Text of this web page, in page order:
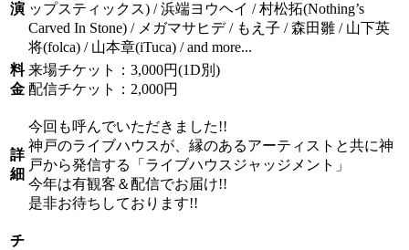
演 ップスティックス) / 浜端ヨウヘイ / 村松拓(Nothing’s
Carved In Stone) / メガマサヒデ / もえ子 / 森田雛 / 山下英
将(folca) / 山本章(iTuca) / and more...
料
金
来場チケット：3,000円(1D別)
配信チケット：2,000円
詳
細
今回も呼んでいただきました!!
神戸のライブハウスが、縁のあるアーティストと共に神
戸から発信する「ライブハウスジャッジメント」
今年は有観客＆配信でお届け!!
是非お待ちしております!!
チ